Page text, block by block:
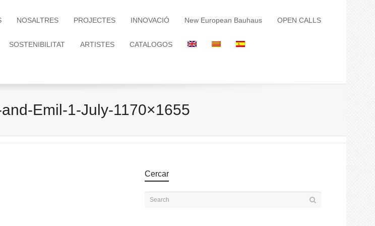
NOSALTRES PROJECTES INNOVACIÓ New European Bauhaus OPEN CALLS
SOSTENIBILITAT ARTISTES CATALOGOS
Emil-1-July-1170×1655
Cercar